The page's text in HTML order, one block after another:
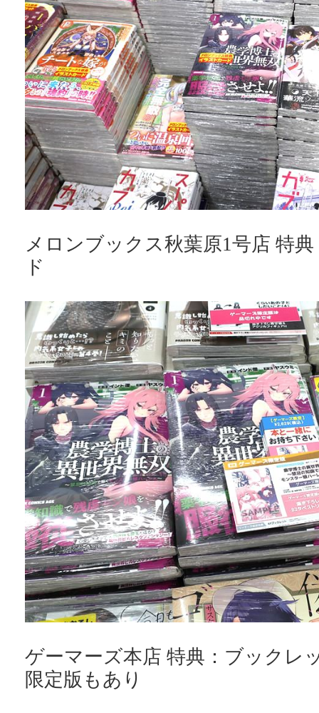
メロンブックス秋葉原1号店 特
ド
ゲーマーズ本店 特典：ブックレ
限定版もあり